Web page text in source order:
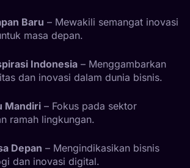
Baru – Mewakili semangat inovasi
masa depan.
Indonesia – Menggambarkan
dan inovasi dalam dunia bisnis.
Mandiri – Fokus pada sektor
ramah lingkungan.
Depan – Mengindikasikan bisnis
dan inovasi digital.